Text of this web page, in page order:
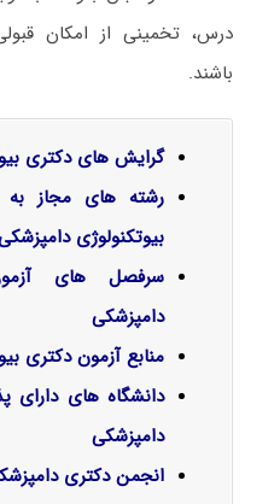
درس، تخمینی از امکان
باشند.
گرایش‌ های دکتری
رشته های مجاز
بیوتکنولوژی
سرفصل‌ های
دامپزشکی
منابع آزمون دکتری
دانشگاه های دارای
دامپزشکی
انجمن دکتری